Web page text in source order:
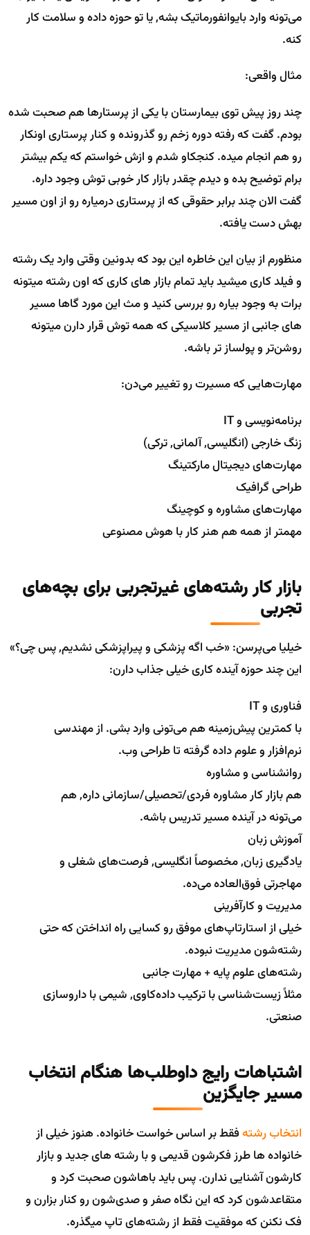
می‌تونه وارد بایوانفورماتیک بشه, یا تو حوزه داده و سلامت کار
کنه.
مثال‌ واقعی:
چند روز پیش توی بیمارستان با یکی از پرستارها هم صحبت شده
بودم. گفت که رفته دوره زخم رو گذرونده و کنار پرستاری اونکار
رو هم انجام میده. کنجکاو شدم و ازش خواستم که یکم بیشتر
برام توضیح بده و دیدم چقدر بازار کار خوبی توش وجود داره.
گفت الان چند برابر حقوقی که از پرستاری درمیاره رو از اون مسیر
بهش دست یافته.
منظورم از بیان این خاطره این بود که بدونین وقتی وارد یک رشته
و فیلد کاری میشید باید تمام بازار های کاری که اون رشته میتونه
برات به وجود بیاره رو بررسی کنید و مث این مورد گاها مسیر
های جانبی از مسیر کلاسیکی که همه توش قرار دارن میتونه
روشن‌تر و پولساز تر باشه.
مهارت‌هایی که مسیرت رو تغییر می‌دن:
برنامه‌نویسی و IT
زنگ خارجی (انگلیسی, آلمانی, ترکی)
مهارت‌های دیجیتال مارکتینگ
طراحی گرافیک
مهارت‌های مشاوره و کوچینگ
مهمتر از همه هم هنر کار با هوش مصنوعی
بازار کار رشته‌های غیرتجربی برای بچه‌های
تجربی
خیلیا می‌پرسن: «خب اگه پزشکی و پیراپزشکی نشدیم, پس چی؟»
این چند حوزه آینده کاری خیلی جذاب دارن:
فناوری و IT
با کمترین پیش‌زمینه هم می‌تونی وارد بشی. از مهندسی
نرم‌افزار و علوم داده گرفته تا طراحی وب.
روانشناسی و مشاوره
هم بازار کار مشاوره فردی/تحصیلی/سازمانی داره, هم
می‌تونه در آینده مسیر تدریس باشه.
آموزش زبان
یادگیری زبان, مخصوصاً انگلیسی, فرصت‌های شغلی و
مهاجرتی فوق‌العاده می‌ده.
مدیریت و کارآفرینی
خیلی از استارتاپ‌های موفق رو کسایی راه انداختن که حتی
رشته‌شون مدیریت نبوده.
رشته‌های علوم پایه + مهارت جانبی
مثلاً زیست‌شناسی با ترکیب داده‌کاوی, شیمی با داروسازی
صنعتی.
اشتباهات رایج داوطلب‌ها هنگام انتخاب
مسیر جایگزین
انتخاب رشتهفقط بر اساس خواست خانواده. هنوز خیلی از
خانواده ها طرز فکرشون قدیمی و با رشته های جدید و بازار
کارشون آشنایی ندارن. پس باید باهاشون صحبت کرد و
متقاعدشون کرد که این نگاه صفر و صدی‌شون رو کنار بزارن و
فک نکنن که موفقیت فقط از رشته‌های تاپ میگذره.